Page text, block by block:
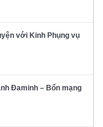
với Kinh Phụng vụ
Đaminh – Bổn mạng